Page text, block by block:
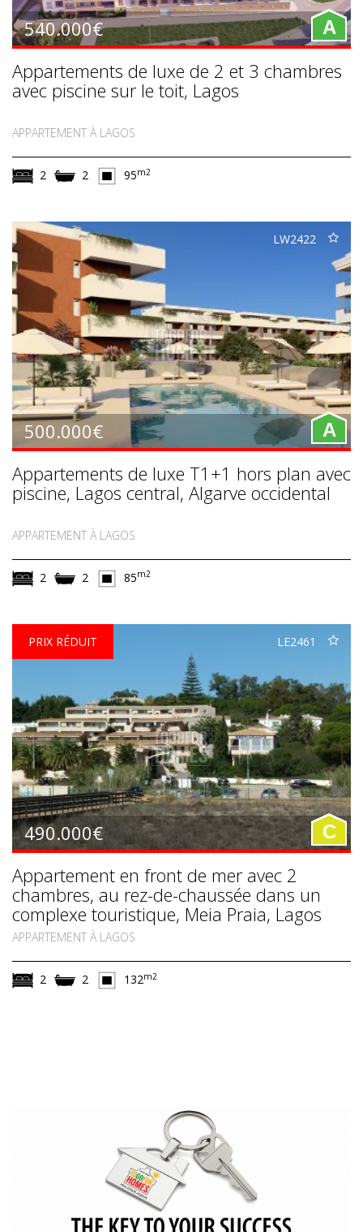
540.000€ A
Appartements de luxe de 2 et 3 chambres
avec piscine sur le toit, Lagos
APPARTEMENT À LAGOS
2 2 95m2
LW2422
500.000€ A
Appartements de luxe T1+1 hors plan avec
piscine, Lagos central, Algarve occidental
APPARTEMENT À LAGOS
2 2 85m2
LE2461
490.000€
PRIX RÉDUIT
C
Appartement en front de mer avec 2
chambres, au rez-de-chaussée dans un
complexe touristique, Meia Praia, Lagos
APPARTEMENT À LAGOS
2 2 132m2